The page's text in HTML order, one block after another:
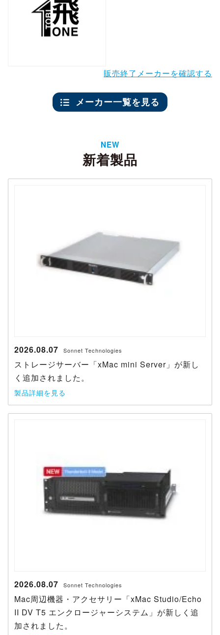
販売終了メーカーを確認する
メーカー一覧を見る
NEW
新着製品
2026.08.07 Sonnet Technologies
ストレージサーバー「xMac mini Server」が新し
く追加されました。
製品詳細を見る
2026.08.07 Sonnet Technologies
Mac周辺機器・アクセサリー「xMac Studio/Echo
II DV T5 エンクロージャーシステム」が新しく追
加されました。